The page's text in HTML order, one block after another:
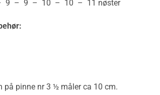
9 – 10 – 10 – 11 nøster
på pinne nr 3 ½ måler ca 10 cm.